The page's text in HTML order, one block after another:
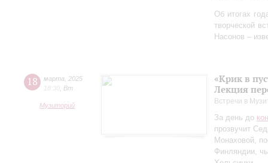
Об итогах
творческой
Насонов –
18 марта
2025
18:30 Вт
Музиторий
«Крик в
Лекция
Встречи в
За день до
прозвучит
Монаховой,
Финляндии,